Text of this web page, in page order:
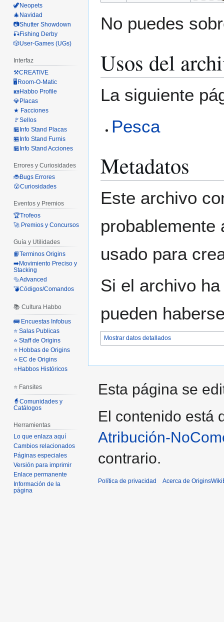
No puedes
Usos del
La siguiente
Pesca
Metadatos
Este archivo
probablemente
usado para
Si el archivo
pueden
Mostrar datos detallados
🦖Neopets
🎄Navidad
📷Shutter Showdown
🎣Fishing Derby
🎲User-Games (UGs)
Interfaz
⚒️CREATIVE
🖥️Room-O-Matic
🪪Habbo Profile
💎Placas
★ Facciones
🚩Sellos
🏪Info Stand Placas
🏪Info Stand Furnis
🏪Info Stand Acciones
Errores y Curiosidades
🐞Bugs Errores
😮Curiosidades
Eventos y Premios
🏆Trofeos
🚀 Premios y Concursos
Guía y Utilidades
📙Terminos Origins
➡️Movimiento Preciso y
Stacking
🔩Advanced
💣Códigos/Comandos
📚 Cultura Habbo
🚌 Encuestas Infobus
⭐ Salas Publicas
⭐ Staff de Origins
⭐ Hobbas de Origins
⭐ EC de Origins
⭐Habbos Históricos
⭐ Fansites
🧙Comunidades y
Catálogos
Herramientas
Lo que enlaza aquí
Cambios relacionados
Páginas especiales
Versión para imprimir
Enlace permanente
Información de la
página
Esta página se
El contenido está
Atribución-
contrario.
Política de privacidad Acerca de